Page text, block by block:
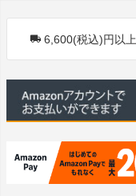
6,600(税込)円以上